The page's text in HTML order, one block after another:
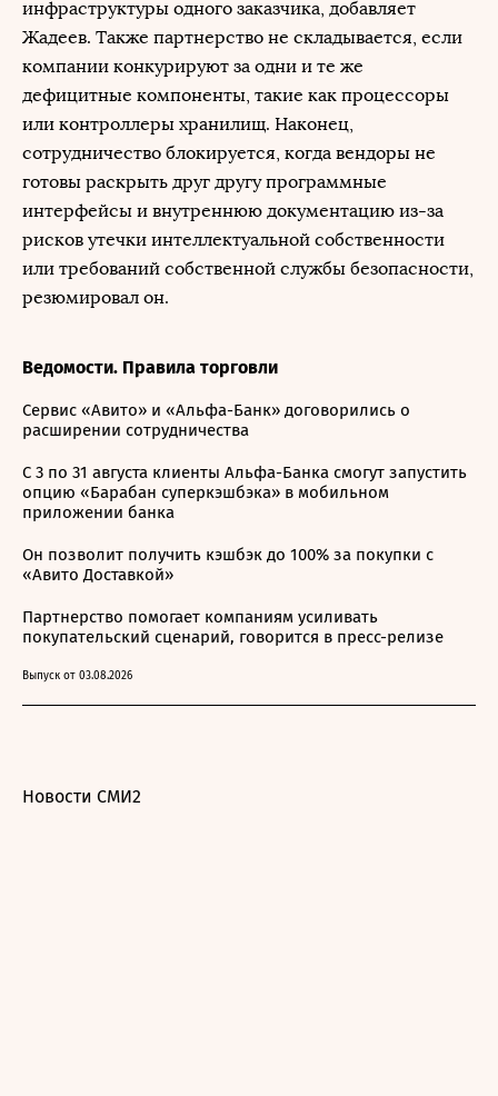
инфраструктуры одного заказчика, добавляет
Жадеев. Также партнерство не складывается, если
компании конкурируют за одни и те же
дефицитные компоненты, такие как процессоры
или контроллеры хранилищ. Наконец,
сотрудничество блокируется, когда вендоры не
готовы раскрыть друг другу программные
интерфейсы и внутреннюю документацию из-за
рисков утечки интеллектуальной собственности
или требований собственной службы безопасности,
резюмировал он.
Ведомости. Правила торговли
Сервис «Авито» и «Альфа-Банк» договорились о
расширении сотрудничества
С 3 по 31 августа клиенты Альфа-Банка смогут запустить
опцию «Барабан суперкэшбэка» в мобильном
приложении банка
Он позволит получить кэшбэк до 100% за покупки с
«Авито Доставкой»
Партнерство помогает компаниям усиливать
покупательский сценарий, говорится в пресс-релизе
Выпуск от 03.08.2026
Новости СМИ2